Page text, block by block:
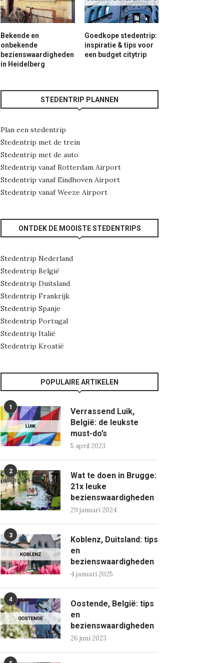
Bekende en
onbekende
bezienswaardigheden
in Heidelberg
Goedkope stedentrip:
inspiratie & tips voor
een budget citytrip
STEDENTRIP PLANNEN
Plan een stedentrip
Stedentrip met de trein
Stedentrip met de auto
Stedentrip vanaf Rotterdam Airport
Stedentrip vanaf Eindhoven Airport
Stedentrip vanaf Weeze Airport
ONTDEK DE MOOISTE STEDENTRIPS
Stedentrip Nederland
Stedentrip België
Stedentrip Duitsland
Stedentrip Frankrijk
Stedentrip Spanje
Stedentrip Portugal
Stedentrip Italië
Stedentrip Kroatië
POPULAIRE ARTIKELEN
1
Verrassend Luik,
België: de leukste
must-do’s
5 april 2023
2
Wat te doen in Brugge:
21x leuke
bezienswaardigheden
29 januari 2024
3
Koblenz, Duitsland: tips
en
bezienswaardigheden
4 januari 2025
4
Oostende, België: tips
en
bezienswaardigheden
26 juni 2023